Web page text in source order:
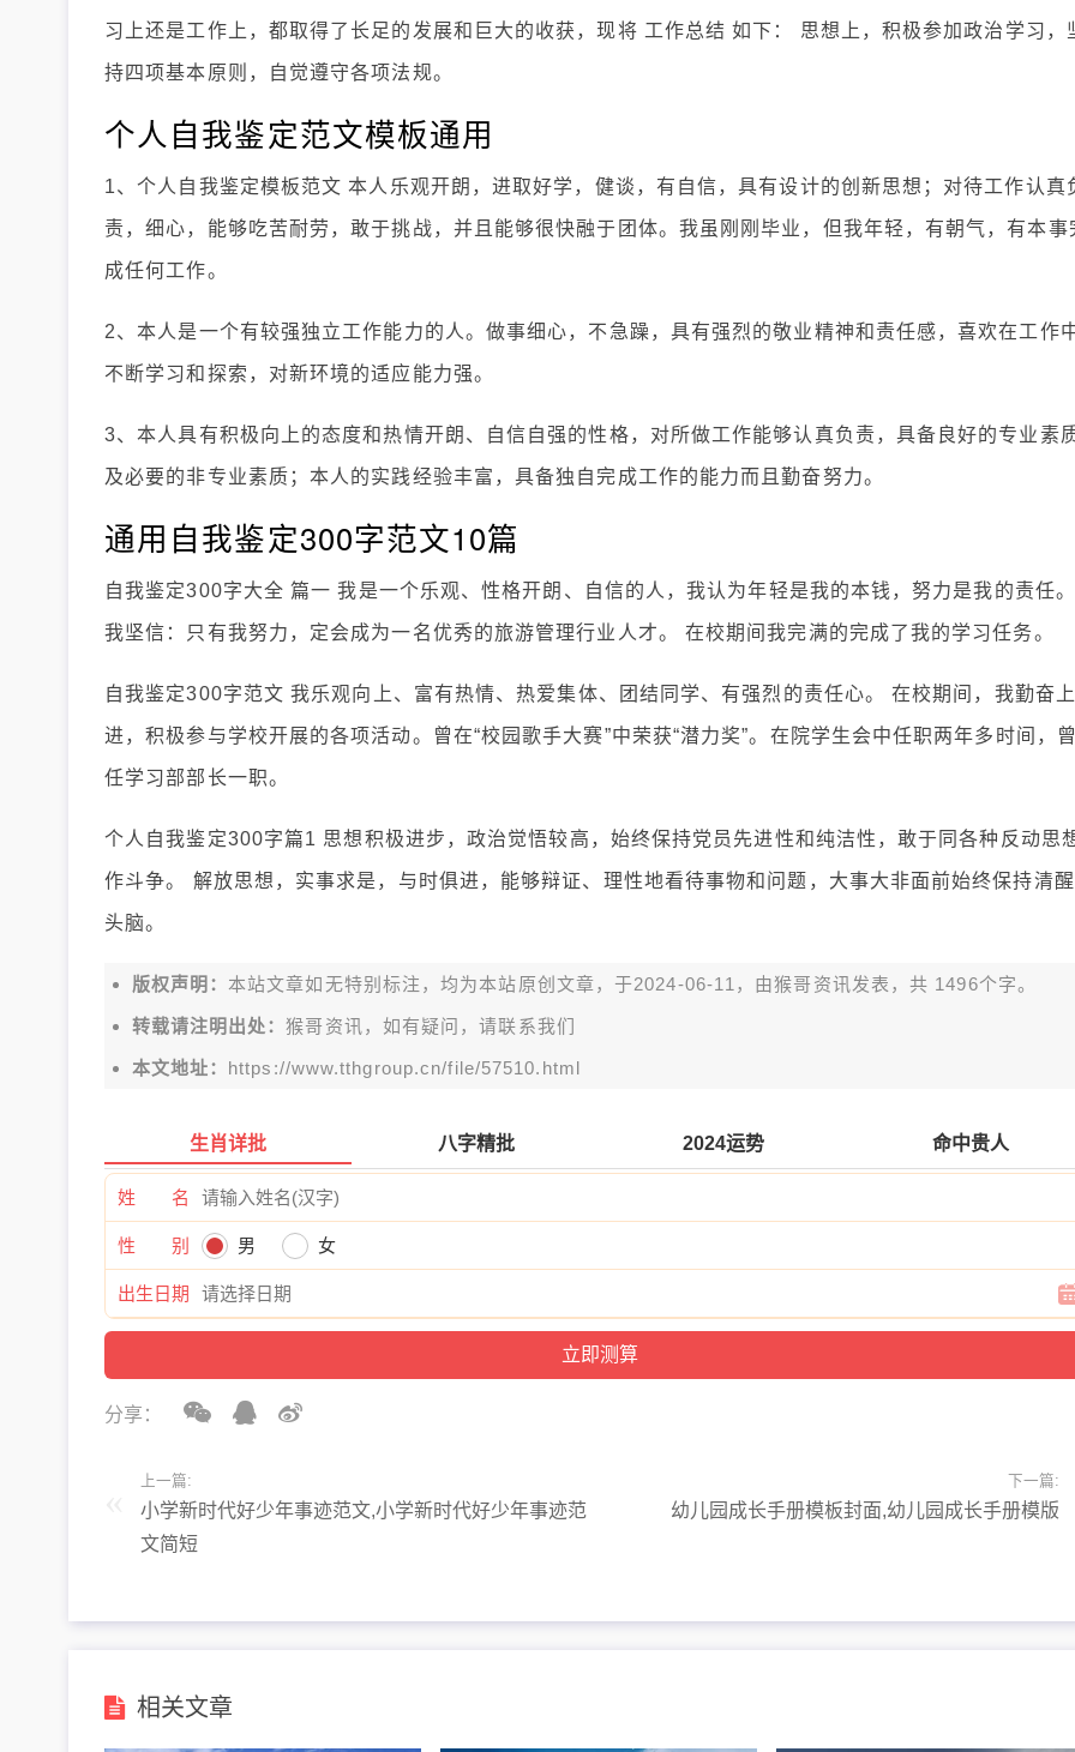
习上还是工作上，都取得了长足的发展和巨大的收获，现将 工作总结 如下： 思想上，积极参加政治学习，
持四项基本原则，自觉遵守各项法规。
个人自我鉴定范文模板通用
1、个人自我鉴定模板范文 本人乐观开朗，进取好学，健谈，有自信，具有设计的创新思想；对待工作认真
责，细心，能够吃苦耐劳，敢于挑战，并且能够很快融于团体。我虽刚刚毕业，但我年轻，有朝气，有本事
成任何工作。
2、本人是一个有较强独立工作能力的人。做事细心，不急躁，具有强烈的敬业精神和责任感，喜欢在工作
不断学习和探索，对新环境的适应能力强。
3、本人具有积极向上的态度和热情开朗、自信自强的性格，对所做工作能够认真负责，具备良好的专业素
及必要的非专业素质；本人的实践经验丰富，具备独自完成工作的能力而且勤奋努力。
通用自我鉴定300字范文10篇
自我鉴定300字大全 篇一 我是一个乐观、性格开朗、自信的人，我认为年轻是我的本钱，努力是我的责任。
我坚信：只有我努力，定会成为一名优秀的旅游管理行业人才。 在校期间我完满的完成了我的学习任务。
自我鉴定300字范文 我乐观向上、富有热情、热爱集体、团结同学、有强烈的责任心。 在校期间，我勤奋上
进，积极参与学校开展的各项活动。曾在“校园歌手大赛”中荣获“潜力奖”。在院学生会中任职两年多时间，曾
任学习部部长一职。
个人自我鉴定300字篇1 思想积极进步，政治觉悟较高，始终保持党员先进性和纯洁性，敢于同各种反动思
作斗争。 解放思想，实事求是，与时俱进，能够辩证、理性地看待事物和问题，大事大非面前始终保持清醒
头脑。
版权声明： 本站文章如无特别标注，均为本站原创文章，于2024-06-11，由猴哥资讯 发表，共 1496个字。
转载请注明出处：猴哥资讯，如有疑问，请联系我们
本文地址： https://www.tthgroup.cn/file/57510.html
生肖详批 八字精批 2024运势 命中贵人
姓 名
性 别 男 女
出生日期
分享：
上一篇:
小学新时代好少年事迹范文,小学新时代好少年事迹范
文简短
下一篇:
幼儿园成长手册模板封面,幼儿园成长手册模版
相关文章